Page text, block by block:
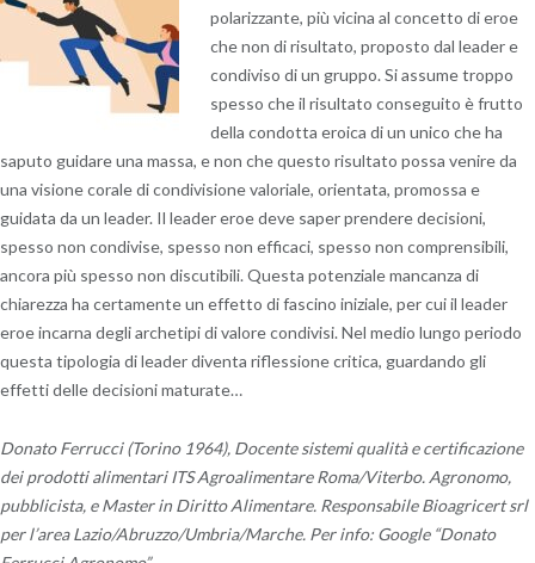
polarizzante, più vicina al concetto di eroe
che non di risultato, proposto dal leader e
condiviso di un gruppo. Si assume troppo
spesso che il risultato conseguito è frutto
della condotta eroica di un unico che ha
saputo guidare una massa, e non che questo risultato possa venire da
una visione corale di condivisione valoriale, orientata, promossa e
guidata da un leader. Il leader eroe deve saper prendere decisioni,
spesso non condivise, spesso non efficaci, spesso non comprensibili,
ancora più spesso non discutibili. Questa potenziale mancanza di
chiarezza ha certamente un effetto di fascino iniziale, per cui il leader
eroe incarna degli archetipi di valore condivisi. Nel medio lungo periodo
questa tipologia di leader diventa riflessione critica, guardando gli
effetti delle decisioni maturate…
Donato Ferrucci (Torino 1964), Docente sistemi qualità e certificazione
dei prodotti alimentari ITS Agroalimentare Roma/Viterbo. Agronomo,
pubblicista, e Master in Diritto Alimentare. Responsabile Bioagricert srl
per l’area Lazio/Abruzzo/Umbria/Marche. Per info: Google “Donato